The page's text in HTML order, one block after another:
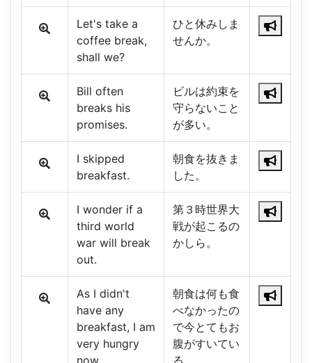
Let's take a
coffee break,
shall we?
ひと休みしま
せんか。
Bill often
breaks his
promises.
ビルは約束を
守らないこと
が多い。
I skipped
breakfast.
朝食を抜きま
した。
I wonder if a
third world
war will break
out.
第３時世界大
戦が起こるの
かしら。
As I didn't
have any
breakfast, I am
very hungry
朝食は何も食
べなかったの
で今とてもお
腹がすいてい